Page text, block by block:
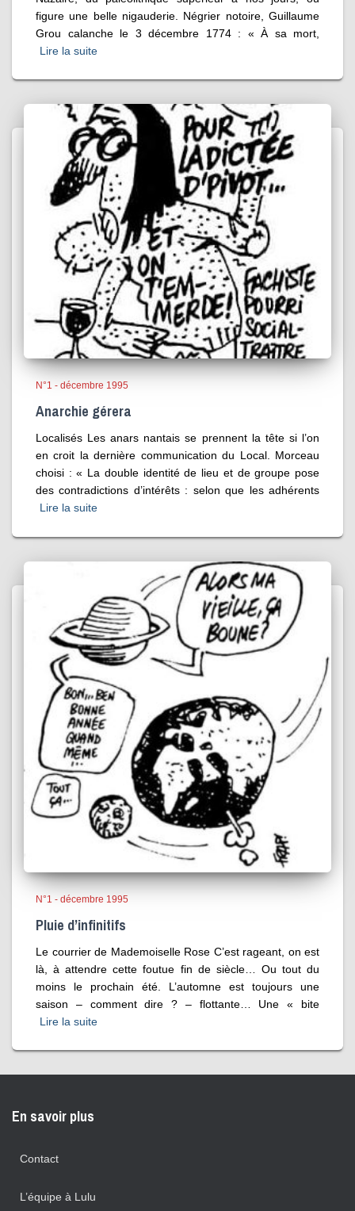
figure une belle nigauderie. Négrier notoire, Guillaume
Grou calanche le 3 décembre 1774 : « À sa mort,
Lire la suite
N°1 - décembre 1995
Anarchie gérera
Localisés Les anars nantais se prennent la tête si l’on
en croit la dernière communication du Local. Morceau
choisi : « La double identité de lieu et de groupe pose
des contradictions d’intérêts : selon que les adhérents
Lire la suite
N°1 - décembre 1995
Pluie d’infinitifs
Le courrier de Mademoiselle Rose C’est rageant, on est
là, à attendre cette foutue fin de siècle… Ou tout du
moins le prochain été. L’automne est toujours une
saison – comment dire ? – flottante… Une « bite
Lire la suite
En savoir plus
Contact
L’équipe à Lulu